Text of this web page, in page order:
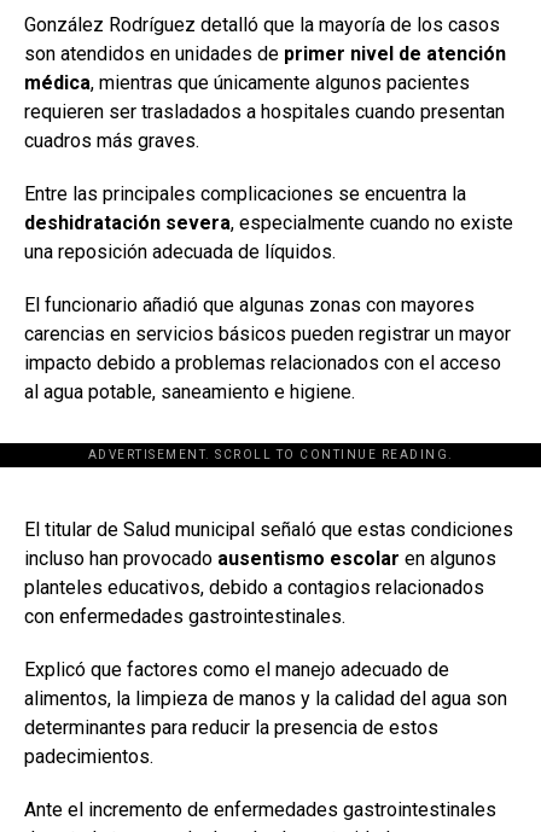
González Rodríguez detalló que la mayoría de los casos
son atendidos en unidades de primer nivel de atención
médica, mientras que únicamente algunos pacientes
requieren ser trasladados a hospitales cuando presentan
cuadros más graves.
Entre las principales complicaciones se encuentra la
deshidratación severa, especialmente cuando no existe
una reposición adecuada de líquidos.
El funcionario añadió que algunas zonas con mayores
carencias en servicios básicos pueden registrar un mayor
impacto debido a problemas relacionados con el acceso
al agua potable, saneamiento e higiene.
ADVERTISEMENT. SCROLL TO CONTINUE READING.
[adsforwp id="243463"]
El titular de Salud municipal señaló que estas condiciones
incluso han provocado ausentismo escolar en algunos
planteles educativos, debido a contagios relacionados
con enfermedades gastrointestinales.
Explicó que factores como el manejo adecuado de
alimentos, la limpieza de manos y la calidad del agua son
determinantes para reducir la presencia de estos
padecimientos.
Ante el incremento de enfermedades gastrointestinales